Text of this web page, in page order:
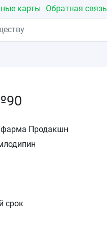
карты Обратная связь
Продакшн
срок